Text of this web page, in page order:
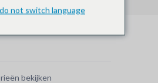
bekijken
not switch language